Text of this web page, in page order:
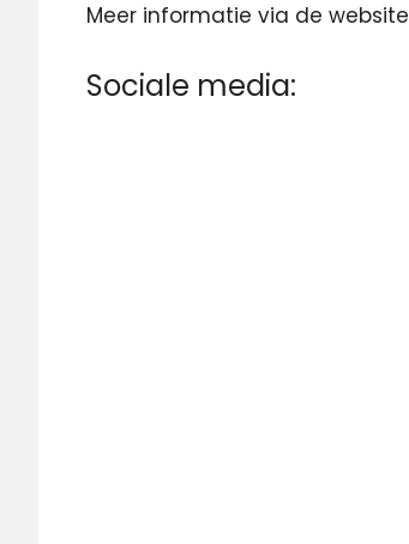
Meer informatie via de website
Sociale media: